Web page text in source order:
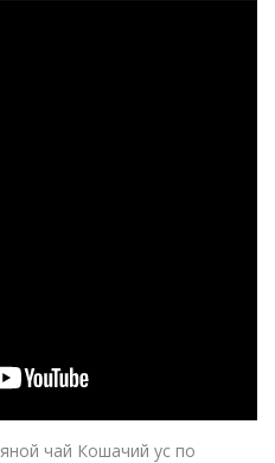
чай Кошачий ус по